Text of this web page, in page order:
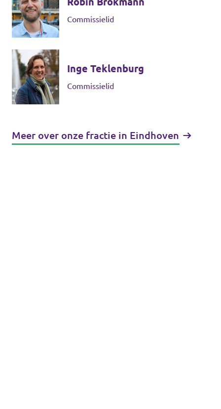
Commissielid
Inge Teklenburg
Commissielid
Meer over onze fractie in Eindhoven